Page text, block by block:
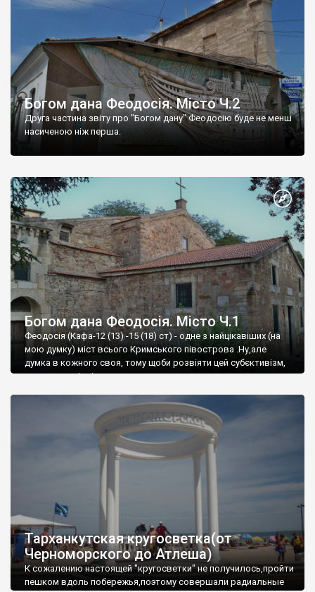
Богом дана Феодосія. Місто Ч.2
Друга частина звіту про "Богом дану" Феодосію буде не менш
насиченою ніж перша.
Богом дана Феодосія. Місто Ч.1
Феодосія (Кафа-12 (13) -15 (18) ст) - одне з найцікавіших (на
мою думку) міст всього Кримського півострова .Ну,але
думка в кожного своя, тому щоби розвіяти цей субєктивізм,
запрошую відвідати це
Тарханкутская кругосветка(от
Черноморского до Атлеша)
К сожалению настоящей "кругосветки" не получилось,пройти
пешком вдоль побережья,поэтому совершали радиальные